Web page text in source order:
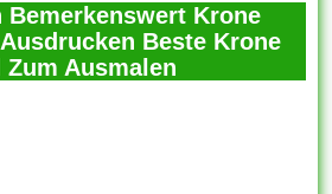
Bemerkenswert Krone
Beste Krone
Zum Ausmalen